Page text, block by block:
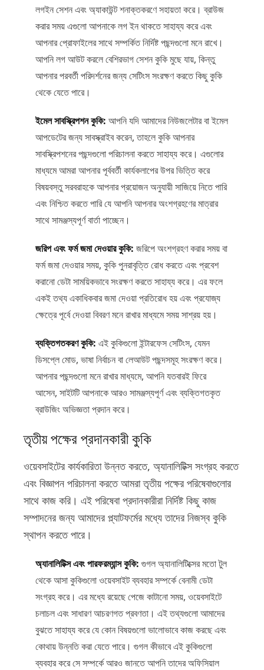
লগইন সেশন এবং অ্যাকাউন্ট শনাক্তকরণে সহায়তা করে। ব্রাউজ
করার সময় এগুলো আপনাকে লগ ইন থাকতে সাহায্য করে এবং
আপনার প্রোফাইলের সাথে সম্পর্কিত নির্দিষ্ট পছন্দগুলো মনে রাখে।
আপনি লগ আউট করলে বেশিরভাগ সেশন কুকি মুছে যায়, কিন্তু
আপনার পরবর্তী পরিদর্শনের জন্য সেটিংস সংরক্ষণ করতে কিছু কুকি
থেকে যেতে পারে।
ইমেল সাবস্ক্রিপশন কুকি: আপনি যদি আমাদের নিউজলেটার বা ইমেল
আপডেটের জন্য সাবস্ক্রাইব করেন, তাহলে কুকি আপনার
সাবস্ক্রিপশনের পছন্দগুলো পরিচালনা করতে সাহায্য করে। এগুলোর
মাধ্যমে আমরা আপনার পূর্ববর্তী কার্যকলাপের উপর ভিত্তি করে
বিষয়বস্তু সরবরাহকে আপনার প্রয়োজন অনুযায়ী সাজিয়ে নিতে পারি
এবং নিশ্চিত করতে পারি যে আপনি আপনার অংশগ্রহণের মাত্রার
সাথে সামঞ্জস্যপূর্ণ বার্তা পাচ্ছেন।
জরিপ এবং ফর্ম জমা দেওয়ার কুকি: জরিপে অংশগ্রহণ করার সময় বা
ফর্ম জমা দেওয়ার সময়, কুকি পুনরাবৃত্তি রোধ করতে এবং প্রবেশ
করানো ডেটা সাময়িকভাবে সংরক্ষণ করতে সাহায্য করে। এর ফলে
একই তথ্য একাধিকবার জমা দেওয়া প্রতিরোধ হয় এবং প্রযোজ্য
ক্ষেত্রে পূর্বে দেওয়া বিবরণ মনে রাখার মাধ্যমে সময় সাশ্রয় হয়।
ব্যক্তিগতকরণ কুকি: এই কুকিগুলো ইন্টারফেস সেটিংস, যেমন
ডিসপ্লে মোড, ভাষা নির্বাচন বা লেআউট পছন্দসমূহ সংরক্ষণ করে।
আপনার পছন্দগুলো মনে রাখার মাধ্যমে, আপনি যতবারই ফিরে
আসেন, সাইটটি আপনাকে আরও সামঞ্জস্যপূর্ণ এবং ব্যক্তিগতকৃত
ব্রাউজিং অভিজ্ঞতা প্রদান করে।
তৃতীয় পক্ষের প্রদানকারী কুকি
ওয়েবসাইটের কার্যকারিতা উন্নত করতে, অ্যানালিটিক্স সংগ্রহ করতে
এবং বিজ্ঞাপন পরিচালনা করতে আমরা তৃতীয় পক্ষের পরিষেবাগুলোর
সাথে কাজ করি। এই পরিষেবা প্রদানকারীরা নির্দিষ্ট কিছু কাজ
সম্পাদনের জন্য আমাদের প্ল্যাটফর্মের মধ্যে তাদের নিজস্ব কুকি
স্থাপন করতে পারে।
অ্যানালিটিক্স এবং পারফরম্যান্স কুকি: গুগল অ্যানালিটিক্সের মতো টুল
থেকে আসা কুকিগুলো ওয়েবসাইট ব্যবহার সম্পর্কে বেনামী ডেটা
সংগ্রহ করে। এর মধ্যে রয়েছে পেজে কাটানো সময়, ওয়েবসাইটে
চলাচল এবং সাধারণ আচরণগত প্রবণতা। এই তথ্যগুলো আমাদের
বুঝতে সাহায্য করে যে কোন বিষয়গুলো ভালোভাবে কাজ করছে এবং
কোথায় উন্নতি করা যেতে পারে। গুগল কীভাবে এই কুকিগুলো
ব্যবহার করে সে সম্পর্কে আরও জানতে আপনি তাদের অফিসিয়াল